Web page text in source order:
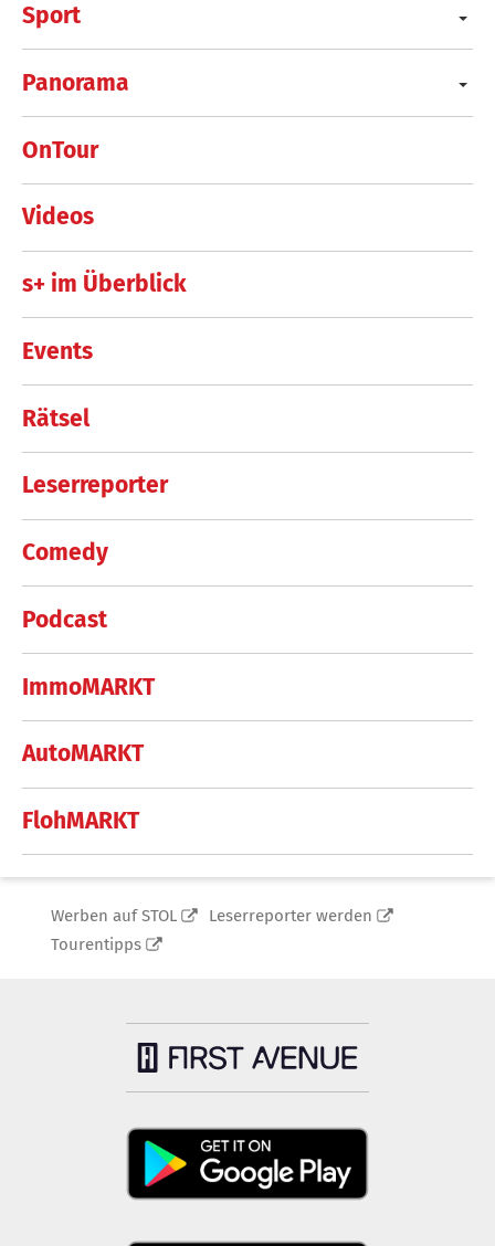
Sport
Panorama
OnTour
Videos
s+ im Überblick
Events
Rätsel
Leserreporter
Comedy
Podcast
ImmoMARKT
AutoMARKT
FlohMARKT
Werben auf STOL
Leserreporter werden
Tourentipps